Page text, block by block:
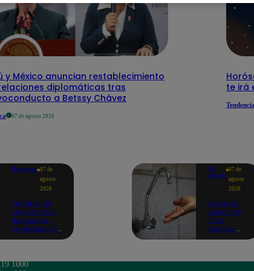
y México anuncian restablecimiento
diplomáticas tras
a Betssy Chávez
07 de agosto 2026
te irá
Deportes 07 de
agosto
2026
Partidos de
hoy, viernes 7
de agosto:
programación
Te
ayudo
07 de
agosto
2026
Corte de
agua hoy,
7 de
agosto:
sin el
1000